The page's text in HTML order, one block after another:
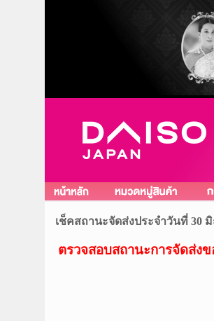
เช็คสถานะจัดส่งประจำวันที่ 30
ตรวจสอบสถานะการจัดส่ง